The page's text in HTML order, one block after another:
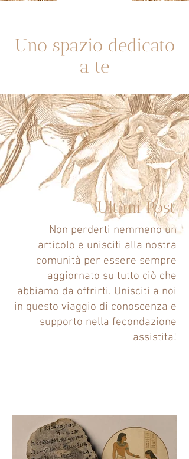
Uno spazio dedicato
a te
Ultimi Post
Non perderti nemmeno un
articolo e unisciti alla nostra
comunità per essere sempre
aggiornato su tutto ciò che
abbiamo da offrirti. Unisciti a noi
in questo viaggio di conoscenza e
supporto nella fecondazione
assistita!